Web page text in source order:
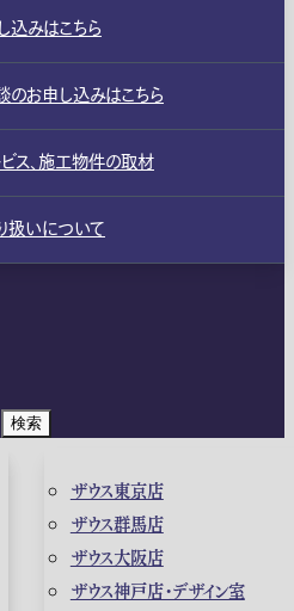
ザウス東京店
ザウス群馬店
ザウス大阪店
ザウス神戸店・デザイン室
込みはこちら
のお申し込みはこちら
ス、施工物件の取材
扱いについて
検索